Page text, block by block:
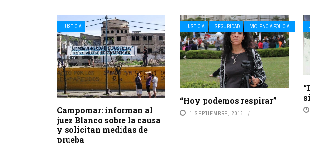
JUSTICIA
Campomar: informan al
juez Blanco sobre la causa
y solicitan medidas de
prueba
JUSTICIA SEGURIDAD VIOLENCIA POLICIAL
“Hoy podemos respirar”
1 SEPTIEMBRE, 2015